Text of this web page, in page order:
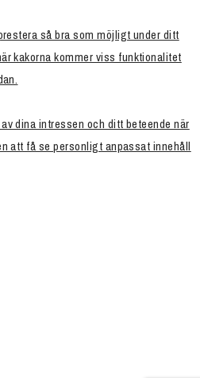
så bra som möjligt under ditt
kakorna kommer viss funktionalitet
dina intressen och ditt beteende när
att få se personligt anpassat innehåll